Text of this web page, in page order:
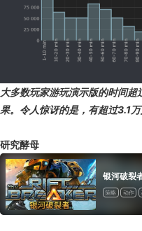
大多数玩家游玩演示版的时间
果。令人惊讶的是，有超过3.1
研究酵母
银河破裂
策略 动作